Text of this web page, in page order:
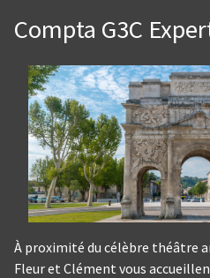
Compta G3C
À proximité du célèbre théâtre
Fleur et Clément vous